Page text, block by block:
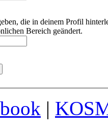
die in deinem Profil
Bereich geändert.
|